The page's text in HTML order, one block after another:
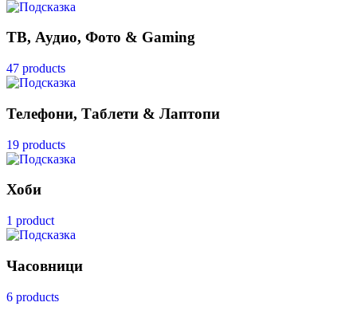
ТВ, Аудио, Фото & Gaming
47 products
Телефони, Таблети & Лаптопи
19 products
Хоби
1 product
Часовници
6 products